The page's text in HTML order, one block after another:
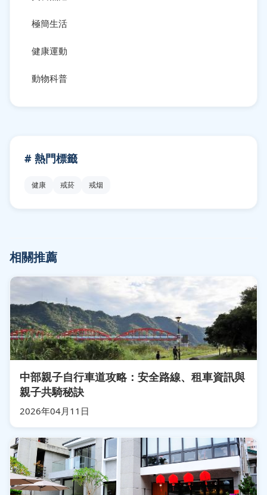
極簡生活
健康運動
動物科普
# 熱門標籤
健康 戒菸 戒烟
相關推薦
中部親子自行車道攻略：安全路線、租車資訊與
親子共騎秘訣
2026年04月11日